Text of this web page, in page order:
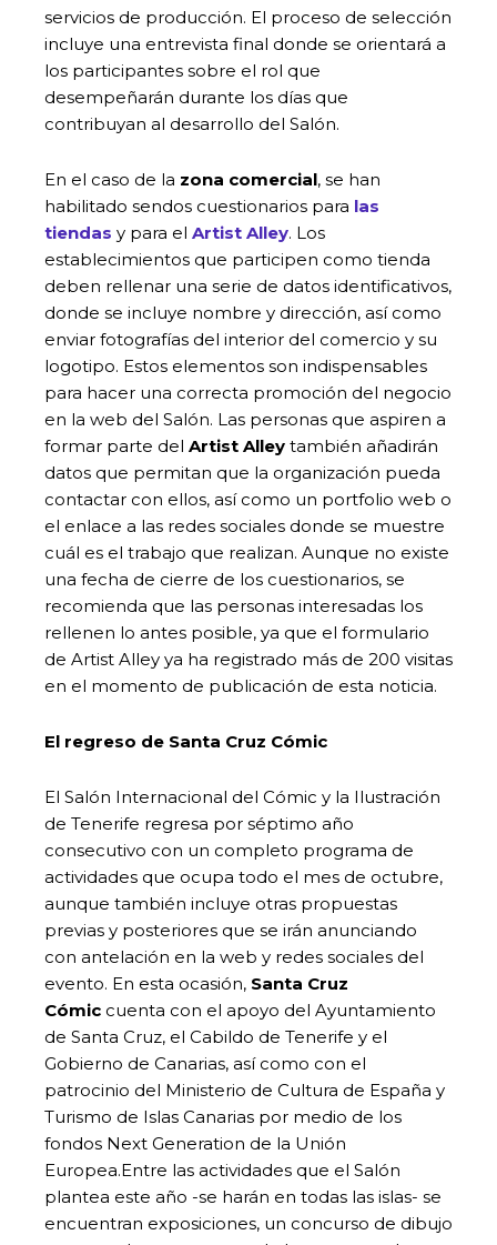
servicios de producción. El proceso de selección
incluye una entrevista final donde se orientará a
los participantes sobre el rol que
desempeñarán durante los días que
contribuyan al desarrollo del Salón.
En el caso de la zona comercial, se han
habilitado sendos cuestionarios para las
tiendas y para el Artist Alley. Los
establecimientos que participen como tienda
deben rellenar una serie de datos identificativos,
donde se incluye nombre y dirección, así como
enviar fotografías del interior del comercio y su
logotipo. Estos elementos son indispensables
para hacer una correcta promoción del negocio
en la web del Salón. Las personas que aspiren a
formar parte del Artist Alley también añadirán
datos que permitan que la organización pueda
contactar con ellos, así como un portfolio web o
el enlace a las redes sociales donde se muestre
cuál es el trabajo que realizan. Aunque no existe
una fecha de cierre de los cuestionarios, se
recomienda que las personas interesadas los
rellenen lo antes posible, ya que el formulario
de Artist Alley ya ha registrado más de 200 visitas
en el momento de publicación de esta noticia.
El regreso de Santa Cruz Cómic
El Salón Internacional del Cómic y la Ilustración
de Tenerife regresa por séptimo año
consecutivo con un completo programa de
actividades que ocupa todo el mes de octubre,
aunque también incluye otras propuestas
previas y posteriores que se irán anunciando
con antelación en la web y redes sociales del
evento. En esta ocasión, Santa Cruz
Cómic cuenta con el apoyo del Ayuntamiento
de Santa Cruz, el Cabildo de Tenerife y el
Gobierno de Canarias, así como con el
patrocinio del Ministerio de Cultura de España y
Turismo de Islas Canarias por medio de los
fondos Next Generation de la Unión
Europea.Entre las actividades que el Salón
plantea este año -se harán en todas las islas- se
encuentran exposiciones, un concurso de dibujo